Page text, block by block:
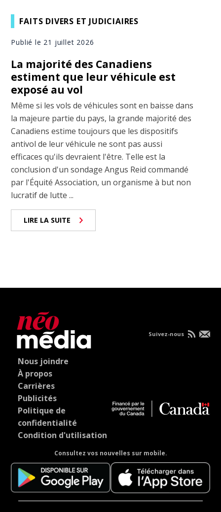
FAITS DIVERS ET JUDICIAIRES
Publié le 21 juillet 2026
La majorité des Canadiens
estiment que leur véhicule est
exposé au vol
Même si les vols de véhicules sont en baisse dans
la majeure partie du pays, la grande majorité des
Canadiens estime toujours que les dispositifs
antivol de leur véhicule ne sont pas aussi
efficaces qu'ils devraient l'être. Telle est la
conclusion d'un sondage Angus Reid commandé
par l'Équité Association, un organisme à but non
lucratif de lutte ...
LIRE LA SUITE
Nous joindre
À propos
Carrières
Publicités
Politique de
confidentialité
Condition d'utilisation
Consultez vos nouvelles sur mobile.
Suivez-nous